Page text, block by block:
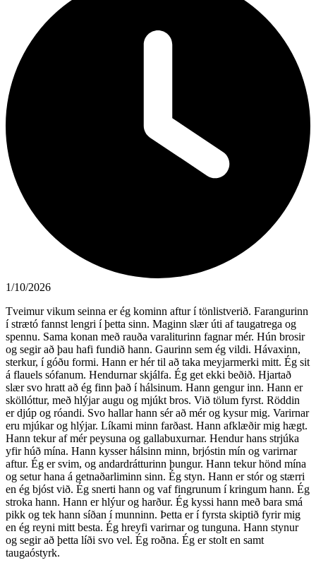
1/10/2026
Tveimur vikum seinna er ég kominn aftur í tönlistverið. Farangurinn
í strætó fannst lengri í þetta sinn. Maginn slær úti af taugatrega og
spennu. Sama konan með rauða varaliturinn fagnar mér. Hún brosir
og segir að þau hafi fundið hann. Gaurinn sem ég vildi. Hávaxinn,
sterkur, í góðu formi. Hann er hér til að taka meyjarmerki mitt. Ég sit
á flauels sófanum. Hendurnar skjálfa. Ég get ekki beðið. Hjartað
slær svo hratt að ég finn það í hálsinum. Hann gengur inn. Hann er
sköllóttur, með hlýjar augu og mjúkt bros. Við tölum fyrst. Röddin
er djúp og róandi. Svo hallar hann sér að mér og kysur mig. Varirnar
eru mjúkar og hlýjar. Líkami minn farðast. Hann afklæðir mig hægt.
Hann tekur af mér peysuna og gallabuxurnar. Hendur hans strjúka
yfir húð mína. Hann kysser hálsinn minn, brjóstin mín og varirnar
aftur. Ég er svim, og andardrátturinn þungur. Hann tekur hönd mína
og setur hana á getnaðarliminn sinn. Ég styn. Hann er stór og stærri
en ég bjóst við. Ég snerti hann og vaf fingrunum í kringum hann. Ég
stroka hann. Hann er hlýur og harður. Ég kyssi hann með bara smá
pikk og tek hann síðan í munninn. Þetta er í fyrsta skiptið fyrir mig
en ég reyni mitt besta. Ég hreyfi varirnar og tunguna. Hann stynur
og segir að þetta líði svo vel. Ég roðna. Ég er stolt en samt
taugaóstyrk.